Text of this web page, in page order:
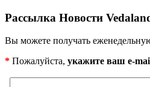
Рассылка Новости
Вы можете получать
* Пожалуйста, укажите ваш e-